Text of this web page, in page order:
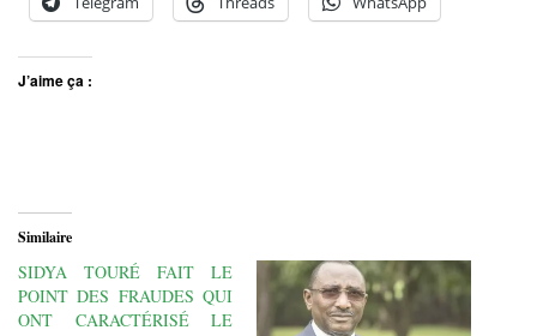
J’aime ça :
Similaire
SIDYA TOURÉ FAIT LE
POINT DES FRAUDES QUI
ONT CARACTÉRISÉ LE